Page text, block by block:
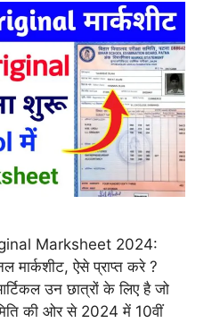
Marksheet 2024:
मार्कशीट, ऐसे प्राप्त करे ?
उन छात्रों के लिए है जो
समिति की ओर से 2024 में 10वीं